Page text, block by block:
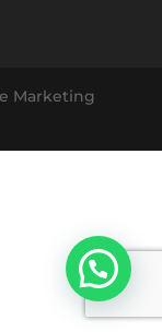
Marketing